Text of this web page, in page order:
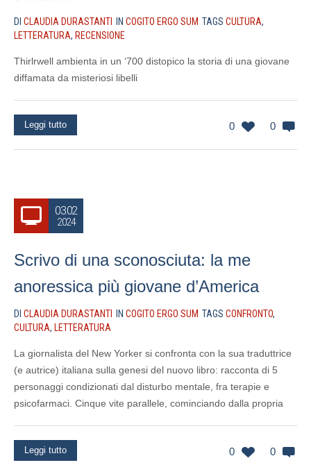
DI CLAUDIA DURASTANTI IN COGITO ERGO SUM TAGS CULTURA,
LETTERATURA, RECENSIONE
Thirlrwell ambienta in un ‘700 distopico la storia di una giovane
diffamata da misteriosi libelli
0 0
Leggi tutto
03.02
2024
Scrivo di una sconosciuta: la me
anoressica più giovane d’America
DI CLAUDIA DURASTANTI IN COGITO ERGO SUM TAGS CONFRONTO,
CULTURA, LETTERATURA
La giornalista del New Yorker si confronta con la sua traduttrice
(e autrice) italiana sulla genesi del nuovo libro: racconta di 5
personaggi condizionati dal disturbo mentale, fra terapie e
psicofarmaci. Cinque vite parallele, cominciando dalla propria
0 0
Leggi tutto